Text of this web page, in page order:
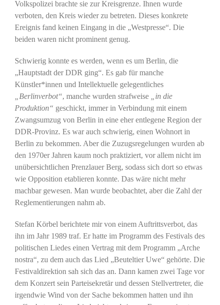
Volkspolizei brachte sie zur Kreisgrenze. Ihnen wurde
verboten, den Kreis wieder zu betreten. Dieses konkrete
Ereignis fand keinen Eingang in die „Westpresse“. Die
beiden waren nicht prominent genug.
Schwierig konnte es werden, wenn es um Berlin, die
„Hauptstadt der DDR ging“. Es gab für manche
Künstler*innen und Intellektuelle gelegentliches
„Berlinverbot“, manche wurden strafweise
„in die
Produktion“ geschickt, immer in Verbindung mit einem
Zwangsumzug von Berlin in eine eher entlegene Region der
DDR-Provinz. Es war auch schwierig, einen Wohnort in
Berlin zu bekommen. Aber die Zuzugsregelungen wurden ab
den 1970er Jahren kaum noch praktiziert, vor allem nicht im
unübersichtlichen Prenzlauer Berg, sodass sich dort so etwas
wie Opposition etablieren konnte. Das wäre nicht mehr
machbar gewesen. Man wurde beobachtet, aber die Zahl der
Reglementierungen nahm ab.
Stefan Körbel berichtete mir von einem Auftrittsverbot, das
ihn im Jahr 1989 traf. Er hatte im Programm des Festivals des
politischen Liedes einen Vertrag mit dem Programm „Arche
nostra“, zu dem auch das Lied „Beuteltier Uwe“ gehörte. Die
Festivaldirektion sah sich das an. Dann kamen zwei Tage vor
dem Konzert sein Parteisekretär und dessen Stellvertreter, die
irgendwie Wind von der Sache bekommen hatten und ihn